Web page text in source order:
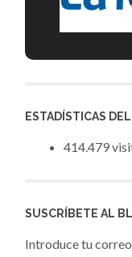
ESTADÍSTICAS
414.479
SUSCRÍBETE AL
Introduce tu